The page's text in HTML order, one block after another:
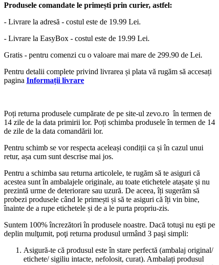
Produsele comandate le primești prin curier, astfel:
- Livrare la adresă - costul este de 19.99 Lei.
- Livrare la EasyBox - costul este de 19.99 Lei.
Gratis - pentru comenzi cu o valoare mai mare de 299.90 de Lei.
Pentru detalii complete privind livrarea și plata vă rugăm să accesați
pagina Informații livrare
Poți returna produsele cumpărate de pe site-ul zevo.ro în termen de
14 zile de la data primirii lor. Poți schimba produsele în termen de 14
de zile de la data comandării lor.
Pentru schimb se vor respecta aceleași condiții ca și în cazul unui
retur, așa cum sunt descrise mai jos.
Pentru a schimba sau returna articolele, te rugăm să te asiguri că
acestea sunt în ambalajele originale, au toate etichetele atașate și nu
prezintă urme de deteriorare sau uzură. De aceea, îți sugerăm să
probezi produsele când le primești și să te asiguri că îți vin bine,
înainte de a rupe etichetele și de a le purta propriu-zis.
Suntem 100% încrezători în produsele noastre. Dacă totuşi nu eşti pe
deplin mulţumit, poţi returna produsul urmând 3 paşi simpli:
Asigură-te că produsul este în stare perfectă (ambalaj original/
etichete/ sigiliu intacte, nefolosit, curat). Ambalați produsul